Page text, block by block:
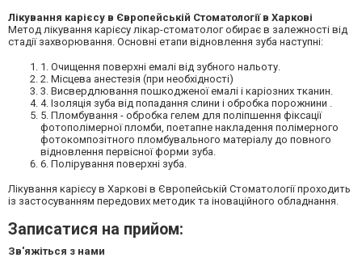
Лікування карієсу в Європейській Стоматології в Харкові
Метод лікування карієсу лікар-стоматолог обирає в залежності від
стадії захворювання. Основні етапи відновлення зуба наступні:
1. Очищення поверхні емалі від зубного нальоту.
2. Місцева анестезія (при необхідності)
3. Висвердлювання пошкодженої емалі і каріозних тканин.
4. Ізоляція зуба від попадання слини і обробка порожнини .
5. Пломбування - обробка гелем для поліпшення фіксації
фотополімерної пломби, поетапне накладення полімерного
фотокомпозітного пломбувального матеріалу до повного
відновлення первісної форми зуба.
6. Полірування поверхні зуба.
Лікування карієсу в Харкові в Європейській Стоматології проходить
із застосуванням передових методик та іноваційного обладнання.
Записатися на прийом:
Зв'яжіться з нами